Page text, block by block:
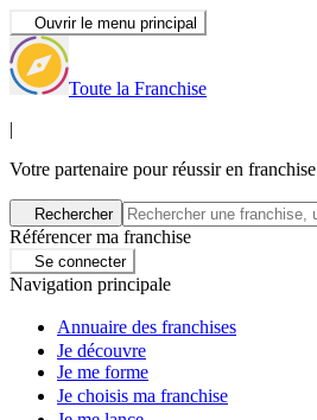
Ouvrir le menu principal
Toute la Franchise
|
Votre partenaire pour réussir en franchise
Rechercher
Référencer ma franchise
Se connecter
Navigation principale
Annuaire des franchises
Je découvre
Je me forme
Je choisis ma franchise